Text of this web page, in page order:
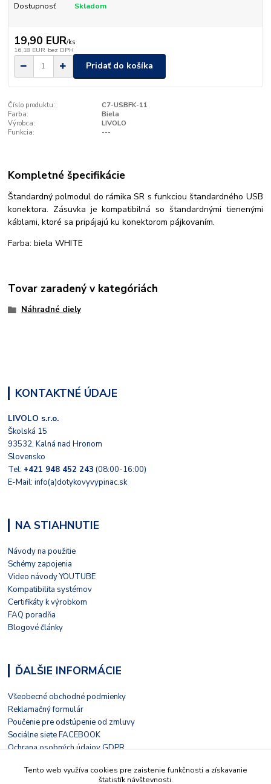
Dostupnosť Skladom
19,90 EUR/ks
16,18 EUR bez DPH
Pridať do košíka
Číslo produktu:
C7-USBFK-11
Farba:
Biela
Výrobca:
LIVOLO
Funkcia:
---
Kompletné špecifikácie
Štandardný polmodul do rámika SR s funkciou štandardného USB
konektora. Zásuvka je kompatibilná so štandardnými tienenými
káblami, ktoré sa pripájajú ku konektorom pájkovaním.
Farba: biela WHITE
Tovar zaradený v kategóriách
Náhradné diely
KONTAKTNÉ ÚDAJE
LIVOLO s.r.o.
Školská 15
93532, Kalná nad Hronom
Slovensko
Tel: +421 948 452 243 (08:00-16:00)
E-Mail: info(a)dotykovyvypinac.sk
NA STIAHNUTIE
Návody na použitie
Schémy zapojenia
Video návody YOUTUBE
Kompatibilita systémov
Certifikáty k výrobkom
FAQ poradňa
Blogové články
ĎALŠIE INFORMÁCIE
Všeobecné obchodné podmienky
Reklamačný formulár
Poučenie pre odstúpenie od zmluvy
Sociálne siete FACEBOOK
Ochrana osobných údajov GDPR
Kontaktný formulár
Tento web využíva cookies pre zaistenie funkčnosti a získavanie
štatistík návštevnosti.